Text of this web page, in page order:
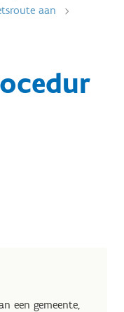
aan
een gemeente,